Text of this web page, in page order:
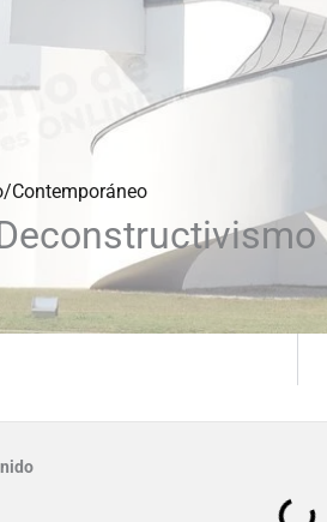
Contemporáneo